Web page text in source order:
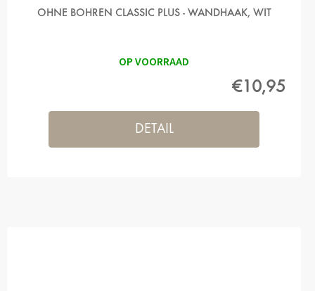
OHNE BOHREN CLASSIC PLUS - WANDHAAK, WIT
OP VOORRAAD
€10,95
DETAIL